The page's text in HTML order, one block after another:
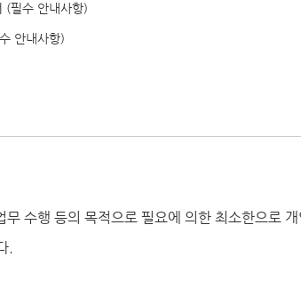
(필수 안내사항)
안내사항)
수행 등의 목적으로 필요에 의한 최소한으로
.